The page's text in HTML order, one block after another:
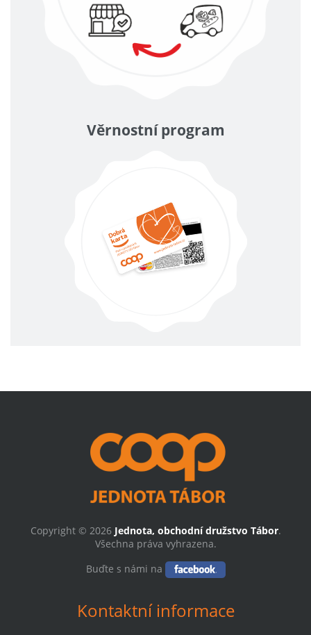
Věrnostní program
Copyright © 2026 Jednota, obchodní družstvo Tábor.
Všechna práva vyhrazena.
Buďte s námi na
Kontaktní informace